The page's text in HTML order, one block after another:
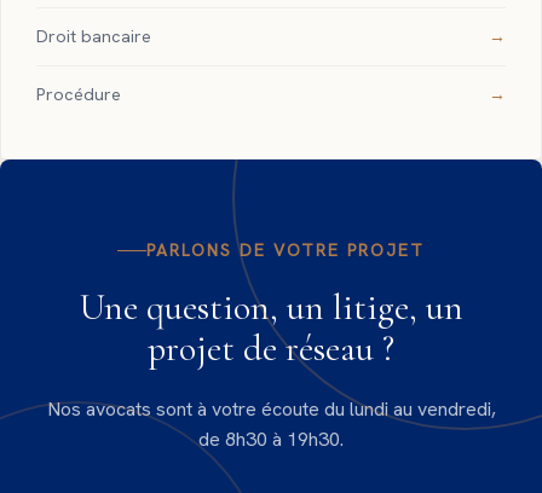
Droit bancaire
Procédure
PARLONS DE VOTRE PROJET
Une question, un litige, un
projet de réseau ?
Nos avocats sont à votre écoute du lundi au vendredi,
de 8h30 à 19h30.